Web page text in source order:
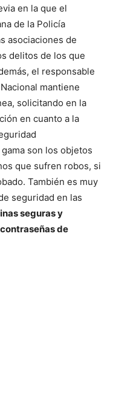
en la que el
de la Policía
asociaciones de
delitos de los que
el responsable
mantiene
solicitando en la
en cuanto a la
son los objetos
que sufren robos, si
También es muy
seguridad en las
seguras y
de